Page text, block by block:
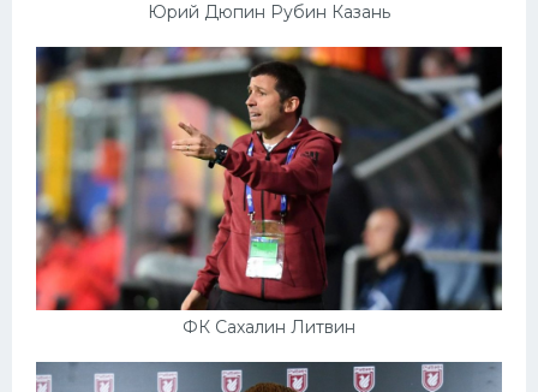
Юрий Дюпин Рубин Казань
ФК Сахалин Литвин